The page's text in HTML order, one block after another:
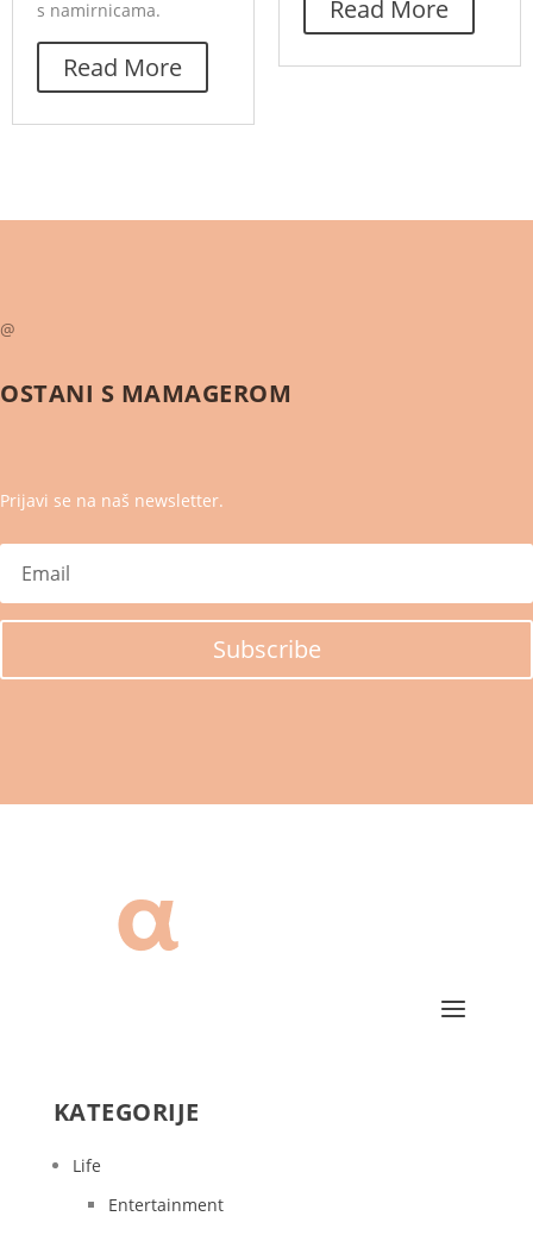
s namirnicama.
Read More
Read More
@
OSTANI S MAMAGEROM
Prijavi se na naš newsletter.
Subscribe
KATEGORIJE
Life
Entertainment